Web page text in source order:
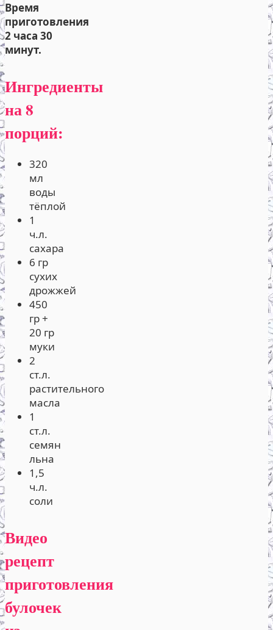
Время
приготовления
2 часа 30
минут.
Ингредиенты
на 8
порций:
320
мл
воды
тёплой
1
ч.л.
сахара
6 гр
сухих
дрожжей
450
гр +
20 гр
муки
2
ст.л.
растительного
масла
1
ст.л.
семян
льна
1,5
ч.л.
соли
Видео
рецепт
приготовления
булочек